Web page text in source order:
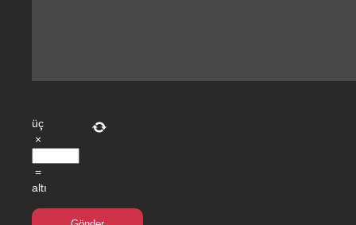
üç
×
=
altı